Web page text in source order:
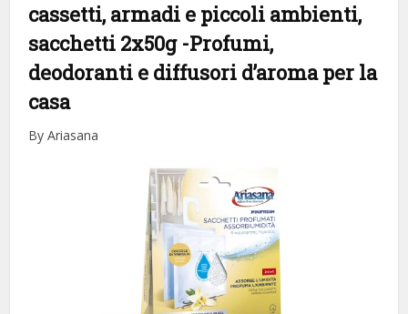
cassetti, armadi e piccoli ambienti,
sacchetti 2x50g -Profumi,
deodoranti e diffusori d’aroma per la
casa
By Ariasana